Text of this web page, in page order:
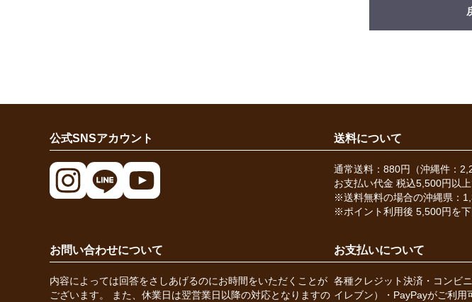
公式SNSアカウント 送料について
通常送料：880円（沖縄件：
お支払い代金 税込5,500円以
※送料無料の場合の沖縄県：
※ポイント利用後 5,500円を
お問い合わせについて
内容によっては回答をさしあげるのにお時間をいただくことが
ございます。 また、休業日は翌営業日以降の対応となりますの
お支払いについて
各種クレジット決済・コンビ
イレブン）・PayPayがご利用